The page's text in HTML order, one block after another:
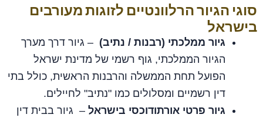
סוגי הגיור הרלוונטיים לזוגות מעורבים
בישראל
גיור ממלכתי (רבנות / נתיב) – גיור דרך מערך
הגיור הממלכתי, גוף רשמי של מדינת ישראל
הפועל תחת הממשלה והרבנות הראשית, כולל בתי
דין רשמיים ומסלולים כמו "נתיב" לחיילים.
גיור פרטי אורתודוכסי בישראל – גיור בבית דין